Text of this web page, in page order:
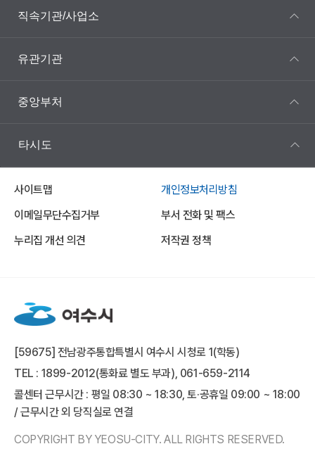
직속기관/사업소
유관기관
중앙부처
타시도
사이트맵
개인정보처리방침
이메일무단수집거부
부서 전화 및 팩스
누리집 개선 의견
저작권 정책
[59675] 전남광주통합특별시 여수시 시청로 1(학동)
TEL : 1899-2012(통화료 별도 부과), 061-659-2114
콜센터 근무시간 : 평일 08:30 ~ 18:30, 토·공휴일 09:00 ~ 18:00
/ 근무시간 외 당직실로 연결
COPYRIGHT BY YEOSU-CITY. ALL RIGHTS RESERVED.